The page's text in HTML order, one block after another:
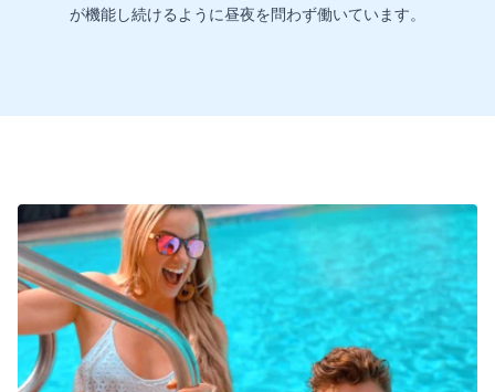
が機能し続けるように昼夜を問わず働いています。